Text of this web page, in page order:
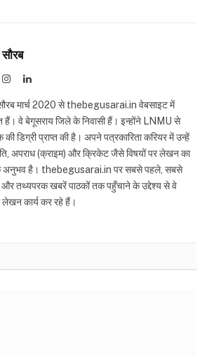
InstagramLinkedIn
मार्च 2020 से thebegusarai.in वेबसाइट में
हैं। वे बेगूसराय जिले के निवासी हैं। इन्होंने LNMU से
की डिग्री प्राप्त की है। अपने पत्रकारिता करियर में उन्हें
अपराध (क्राइम) और क्रिकेट जैसे विषयों पर लेखन का
अनुभव है। thebegusarai.in पर सबसे पहले, सबसे
तथ्यपरक खबरें पाठकों तक पहुँचाने के उद्देश्य से वे
लेखन कार्य कर रहे हैं।